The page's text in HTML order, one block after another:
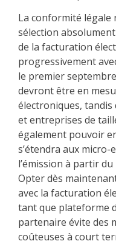
La conformité légale
sélection
de la facturation
progressivement
le premier
devront être en
électroniques,
et entreprises de
également pouvoir
s’étendra aux
l’émission à partir
Opter dès
avec la facturation
tant que plateforme
partenaire évite des
coûteuses à court